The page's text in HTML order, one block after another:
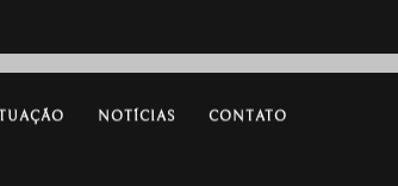
NOTÍCIAS CONTATO